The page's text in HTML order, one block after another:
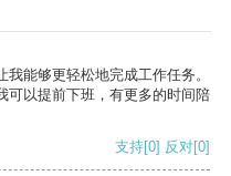
能够更轻松地完成工作任务。
可以提前下班，有更多的时间陪
支持[0] 反对[0]